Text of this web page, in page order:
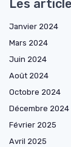
Les
Janvier 2024
Mars 2024
Juin 2024
Août 2024
Octobre 2024
Décembre 2024
Février 2025
Avril 2025